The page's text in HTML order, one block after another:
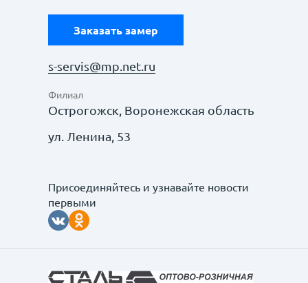
Заказать замер
s-servis@mp.net.ru
Филиал
Острогожск, Воронежская область
ул. Ленина, 53
Присоединяйтесь и узнавайте новости
первыми